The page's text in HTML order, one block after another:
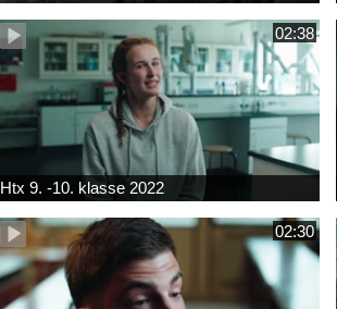
02:38
Htx 9. -10. klasse 2022
02:30